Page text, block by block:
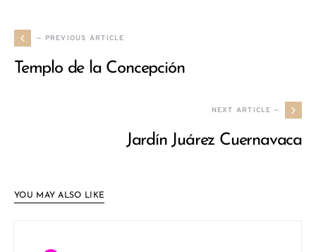
— PREVIOUS ARTICLE
Templo de la Concepción
NEXT ARTICLE —
Jardín Juárez Cuernavaca
YOU MAY ALSO LIKE